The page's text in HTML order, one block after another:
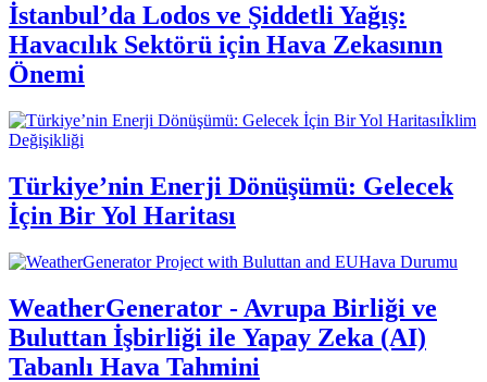
İstanbul’da Lodos ve Şiddetli Yağış:
Havacılık Sektörü için Hava Zekasının
Önemi
İklim
Değişikliği
Türkiye’nin Enerji Dönüşümü: Gelecek
İçin Bir Yol Haritası
Hava Durumu
WeatherGenerator - Avrupa Birliği ve
Buluttan İşbirliği ile Yapay Zeka (AI)
Tabanlı Hava Tahmini